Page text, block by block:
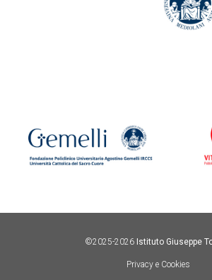
©2025-2026 Istituto Giuseppe
Privacy e Cookies